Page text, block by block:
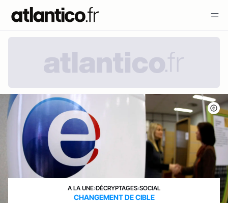
A LA UNE›DÉCRYPTAGES›SOCIAL
CHANGEMENT DE CIBLE